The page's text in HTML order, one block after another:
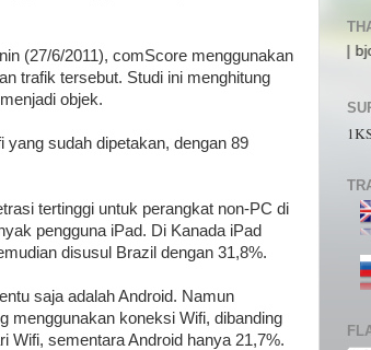
(27/6/2011), comScore menggunakan
trafik tersebut. Studi ini menghitung
objek.
yang sudah dipetakan, dengan 89
tertinggi untuk perangkat non-PC di
pengguna iPad. Di Kanada iPad
disusul Brazil dengan 31,8%.
saja adalah Android. Namun
menggunakan koneksi Wifi, dibanding
Wifi, sementara Android hanya 21,7%.
| TeRRen.Jr | CompLann | L1n6g4 | bjork |